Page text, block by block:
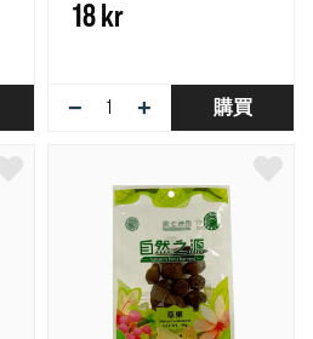
18 kr
− + 購買